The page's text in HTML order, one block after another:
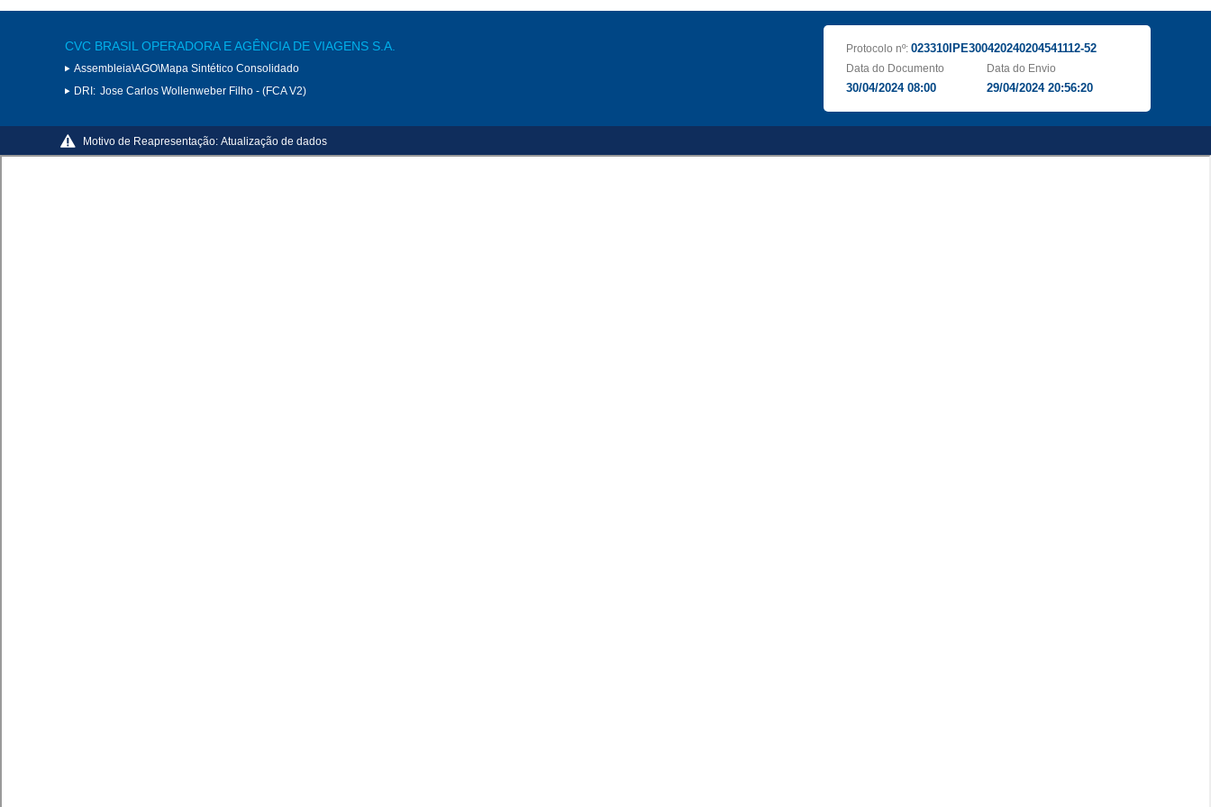
CVC BRASIL OPERADORA E AGÊNCIA DE VIAGENS S.A.
Assembleia\AGO\Mapa Sintético Consolidado
DRI: Jose Carlos Wollenweber Filho - (FCA V2)
Protocolo nº: 023310IPE300420240204541112-52
Data do Documento
30/04/2024 08:00
Data do Envio
29/04/2024 20:56:20
Motivo de Reapresentação: Atualização de dados